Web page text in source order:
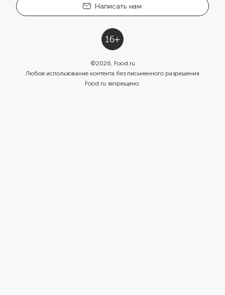
Написать нам
©2026, Food.ru
Любое использование контента без письменного разрешения
Food.ru запрещено.